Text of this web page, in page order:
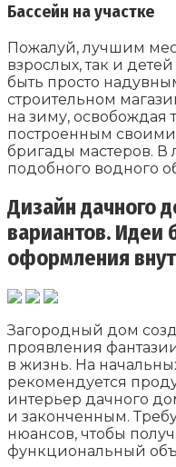
Бассейн на участке
Пожалуй, лучшим
взрослых, так и
быть просто
строительном
на зиму,
построенным
бригады мастеров. В
подобного водного
Дизайн дачного
вариантов. Идеи
оформления
Загородный дом
проявления
в жизнь. На
рекомендуется
интерьер дачного
и законченным.
нюансов, чтобы
функциональный